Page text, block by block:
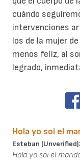
cuándo
intervenciones
los de la mujer
menos feliz, al
legrado,
Hola yo soi el
Esteban (unverified)
Hola yo soi el